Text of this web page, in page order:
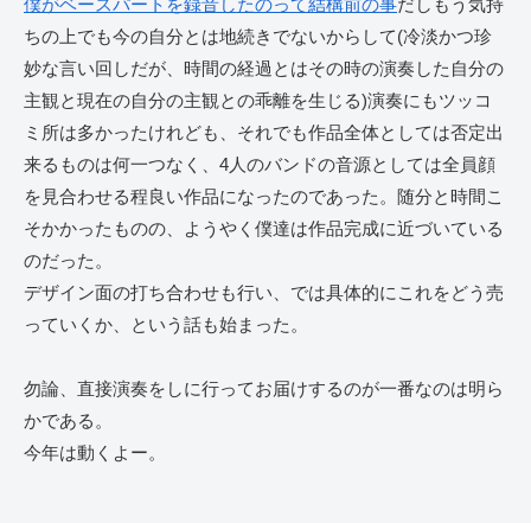
僕がベースパートを録音したのって結構前の事だしもう気持
ちの上でも今の自分とは地続きでないからして(冷淡かつ珍
妙な言い回しだが、時間の経過とはその時の演奏した自分の
主観と現在の自分の主観との乖離を生じる)演奏にもツッコ
ミ所は多かったけれども、それでも作品全体としては否定出
来るものは何一つなく、4人のバンドの音源としては全員顔
を見合わせる程良い作品になったのであった。随分と時間こ
そかかったものの、ようやく僕達は作品完成に近づいている
のだった。
デザイン面の打ち合わせも行い、では具体的にこれをどう売
っていくか、という話も始まった。
勿論、直接演奏をしに行ってお届けするのが一番なのは明ら
かである。
今年は動くよー。